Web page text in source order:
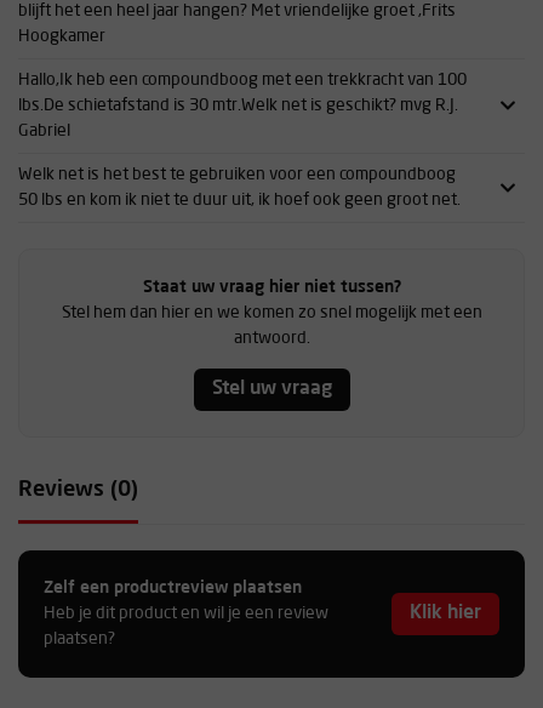
blijft het een heel jaar hangen? Met vriendelijke groet ,Frits
Hoogkamer
Hallo,Ik heb een compoundboog met een trekkracht van 100
lbs.De schietafstand is 30 mtr.Welk net is geschikt? mvg R.J.
Gabriel
Welk net is het best te gebruiken voor een compoundboog
50 lbs en kom ik niet te duur uit, ik hoef ook geen groot net.
Staat uw vraag hier niet tussen?
Stel hem dan hier en we komen zo snel mogelijk met een
antwoord.
Stel uw vraag
Reviews (0)
Zelf een productreview plaatsen
Heb je dit product en wil je een review
plaatsen?
Klik hier